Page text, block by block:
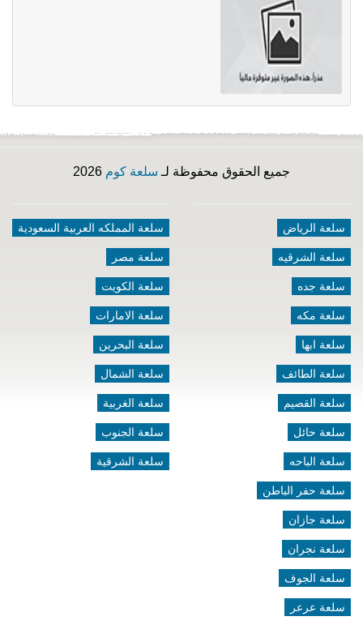
جميع الحقوق محفوظة لـ سلعة كوم
سلعة الرياض
سلعة الشرقيه
سلعة جده
سلعة مكه
سلعة ابها
سلعة الطائف
سلعة القصيم
سلعة حائل
سلعة الباحه
سلعة حفر الباطن
سلعة جازان
سلعة نجران
سلعة الجوف
سلعة عرعر
سلعة المملكه العربية السعودية
سلعة مصر
سلعة الكويت
سلعة الامارات
سلعة البحرين
سلعة الشمال
سلعة الغربية
سلعة الجنوب
سلعة الشرقية